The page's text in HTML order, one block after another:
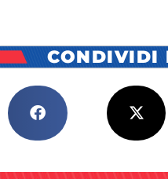
CONDIVIDI